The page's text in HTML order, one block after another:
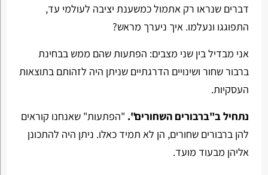
דברים שנראו רק אתמול כמשענת יציבה לעולמי עד,
התפוגגו ונעלמו. איך ניערך מראש?
אני מבדיל בין שני מצבים: הפתעות שהם ממש בבחינת
ברבור שחור ושינויים הדרגתיים שניתן היה לזהותם בתוצאות
העסקיות.
נתחיל ב"ברבורים השחורים". "הפתעות" שאנחנו קוראים
להן ברבורים שחורים, הן לא תמיד כאלו. ניתן היה להתכונן
אליהן מבעוד מועד.